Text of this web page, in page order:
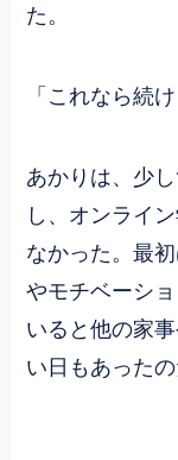
た。
「これなら続
あかりは、少
し、オンライ
なかった。最
やモチベーシ
いると他の家
い日もあったの